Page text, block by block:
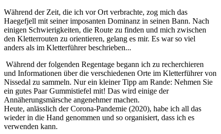
Während der Zeit, die ich vor Ort verbrachte, zog mich das
Haegefjell mit seiner imposanten Dominanz in seinen Bann. Nach
einigen Schwierigkeiten, die Route zu finden und mich zwischen
den Kletterrouten zu orientieren, gelang es mir. Es war so viel
anders als im Kletterführer beschrieben...
Während der folgenden Regentage begann ich zu recherchieren
und Informationen über die verschiedenen Orte im Kletterführer von
Nissedal zu sammeln. Nur ein kleiner Tipp am Rande: Nehmen Sie
ein gutes Paar Gummistiefel mit! Das wird einige der
Annäherungsmärsche angenehmer machen.
Heute, anlässlich der Corona-Pandemie (2020), habe ich all das
wieder in die Hand genommen und so organisiert, dass ich es
verwenden kann.